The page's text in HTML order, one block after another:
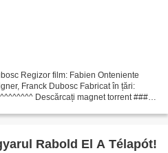
Regizor film: Fabien Onteniente
Franck Dubosc Fabricat în țări:
Descărcați magnet torrent ###
Rabold El A Télapót!